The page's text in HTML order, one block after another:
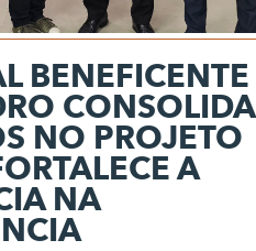
BENEFICENTE
CONSOLIDA
NO PROJETO
A
NA